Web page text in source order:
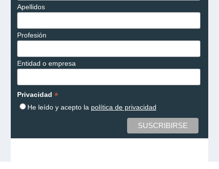
Apellidos
Profesión
Entidad o empresa
Privacidad *
He leído y acepto la política de privacidad